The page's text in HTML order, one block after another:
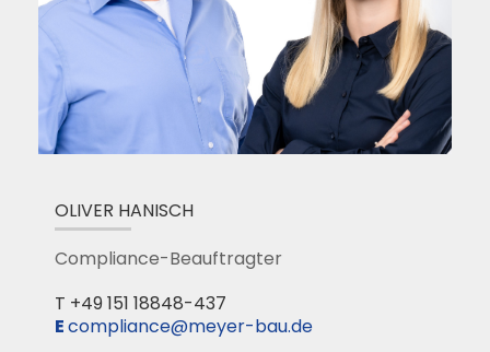
OLIVER HANISCH
Compliance-Beauftragter
T +49 151 18848-437
compliance@meyer-bau.de